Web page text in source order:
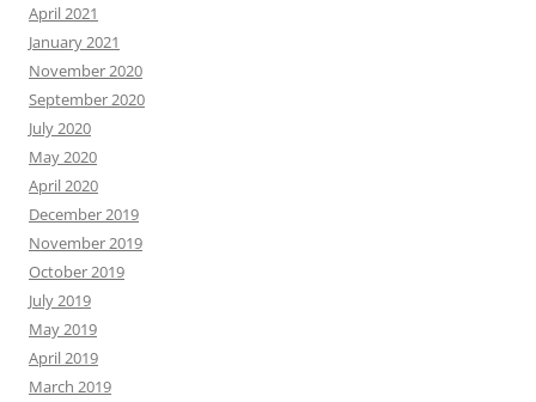
April 2021
January 2021
November 2020
September 2020
July 2020
May 2020
April 2020
December 2019
November 2019
October 2019
July 2019
May 2019
April 2019
March 2019